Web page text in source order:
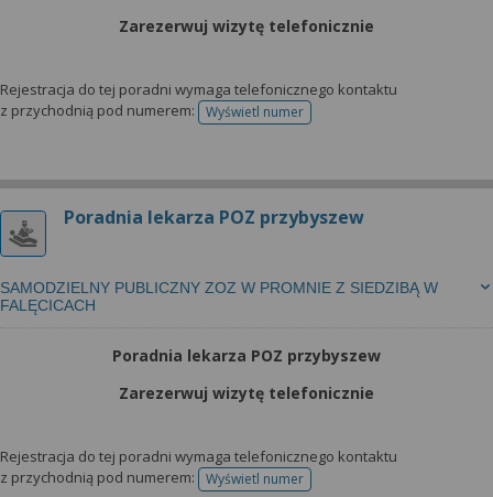
Zarezerwuj wizytę telefonicznie
Rejestracja do tej poradni wymaga telefonicznego kontaktu
z przychodnią pod numerem:
Wyświetl numertelefonu do rejestracji
Poradnia lekarza POZ przybyszew
SAMODZIELNY PUBLICZNY ZOZ W PROMNIE Z SIEDZIBĄ W
FALĘCICACH
Poradnia lekarza POZ przybyszew
Zarezerwuj wizytę telefonicznie
Rejestracja do tej poradni wymaga telefonicznego kontaktu
z przychodnią pod numerem:
Wyświetl numertelefonu do rejestracji